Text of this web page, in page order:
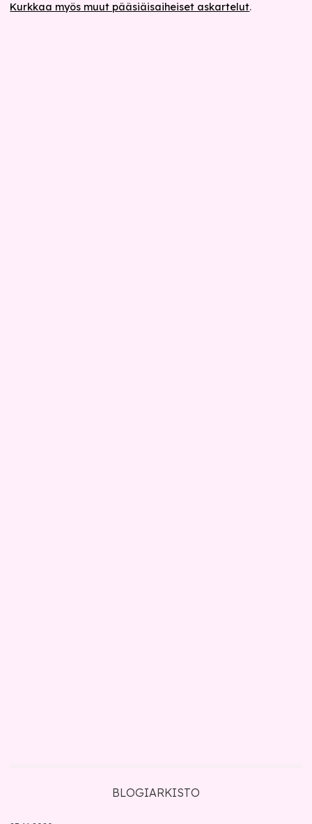
Kurkkaa myös muut pääsiäisaiheiset askartelut.
BLOGIARKISTO